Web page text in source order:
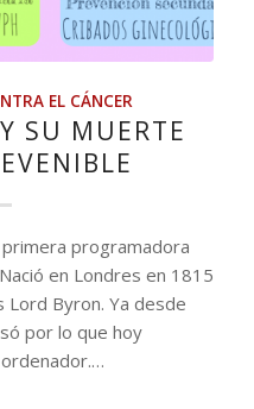
EL CÁNCER
SU MUERTE
programadora
en Londres en 1815
Byron. Ya desde
por lo que hoy